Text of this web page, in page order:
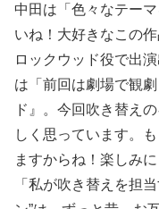
中田は「色々なテー
いね！大好きなこの
ロックウッド役で出
は「前回は劇場で観
ド』。今回吹き替え
しく思っています。
ますからね！楽しみ
「私が吹き替えを担